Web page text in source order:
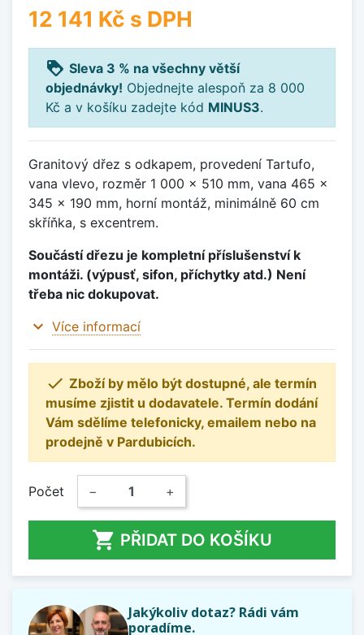
12 141 Kč s DPH
loyalty Sleva 3 % na všechny větší
objednávky! Objednejte alespoň za 8 000
Kč a v košíku zadejte kód MINUS3.
Granitový dřez s odkapem, provedení Tartufo,
vana vlevo, rozměr 1 000 x 510 mm, vana 465 x
345 x 190 mm, horní montáž, minimálně 60 cm
skříňka, s excentrem.
Součástí dřezu je kompletní příslušenství k
montáži. (výpusť, sifon, příchytky atd.) Není
třeba nic dokupovat.
expand_more Více informací
 Zboží by mělo být dostupné, ale termín
musíme zjistit u dodavatele. Termín dodání
Vám sdělíme telefonicky, emailem nebo na
prodejně v Pardubicích.
Počet − +
 PŘIDAT DO KOŠÍKU
Jakýkoliv dotaz? Rádi vám
poradíme.